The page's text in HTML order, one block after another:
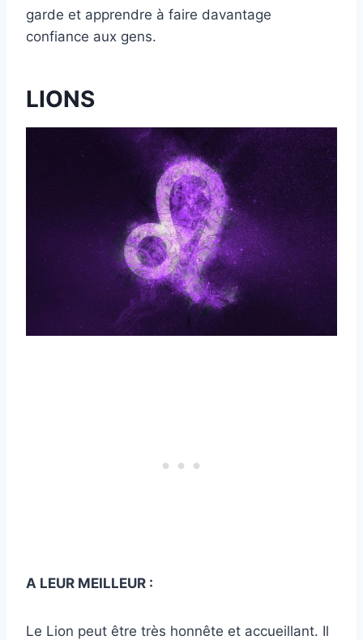
garde et apprendre à faire davantage
confiance aux gens.
LIONS
A LEUR MEILLEUR :
Le Lion peut être très honnête et accueillant. Il